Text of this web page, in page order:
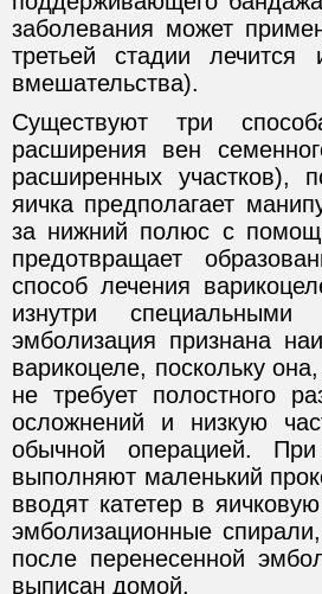
заболевания может
третьей стадии лечится
вмешательства).
Существуют три
расширения вен
расширенных участков),
яичка предполагает
за нижний полюс с
предотвращает
способ лечения
изнутри
эмболизация признана
варикоцеле, поскольку
не требует полостного
осложнений и низкую
обычной операцией.
выполняют маленький
вводят катетер в
эмболизационные
после перенесенной
выписан домой.